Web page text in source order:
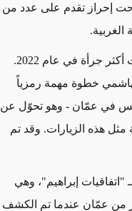
إحراز تقدم على عدد من
الغربية.
وأدّى هذا الإحساس الجديد بالثقة إلى تمكين الأردن من اتخاذ خطوات أكثر جرأة في عام 2022.
الهاشمي خطوة مهمة رمزياً
في عمّان - وهو تحوّل عن
مثل هذه الزيارات. وقد تم
"اتفاقيات إبراهيم"، وهي
من عمّان عندما تم الكشف